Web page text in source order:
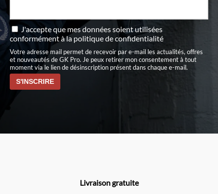
J'accepte que mes données soient utilisées
conformément àla politique de confidentialité
Votre adresse mail permet de recevoir par e-mail les actualités, offres
et nouveautés de GK Pro. Je peux retirer mon consentement à tout
moment via le lien de désinscription présent dans chaque e-mail.
Livraison gratuite